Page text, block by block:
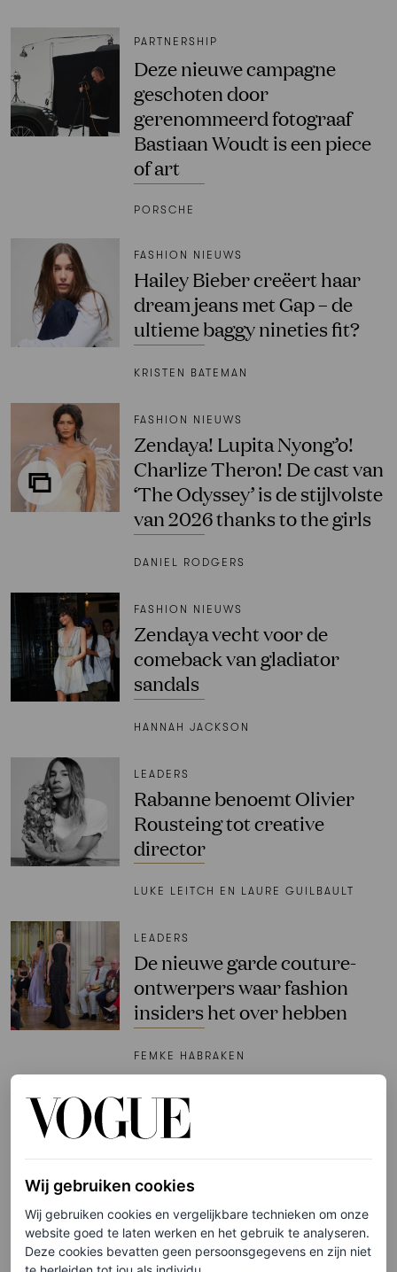
PARTNERSHIP
Deze nieuwe campagne
geschoten door
gerenommeerd fotograaf
Bastiaan Woudt is een piece
of art
PORSCHE
FASHION NIEUWS
Hailey Bieber creëert haar
dream jeans met Gap – de
ultieme baggy nineties fit?
KRISTEN BATEMAN
FASHION NIEUWS
Zendaya! Lupita Nyong’o!
Charlize Theron! De cast van
‘The Odyssey’ is de stijlvolste
van 2026 thanks to the girls
DANIEL RODGERS
FASHION NIEUWS
Zendaya vecht voor de
comeback van gladiator
sandals
HANNAH JACKSON
LEADERS
Rabanne benoemt Olivier
Rousteing tot creative
director
LUKE LEITCH EN LAURE GUILBAULT
LEADERS
De nieuwe garde couture-
ontwerpers waar fashion
insiders het over hebben
FEMKE HABRAKEN
FASHION NIEUWS
Celebs brachten hun fashion
A-game naar Wimbledon
2026: alle beste looks
MAHORO SEWARD
Wij gebruiken cookies
Wij gebruiken cookies en vergelijkbare technieken om onze
website goed te laten werken en het gebruik te analyseren.
Deze cookies bevatten geen persoonsgegevens en zijn niet